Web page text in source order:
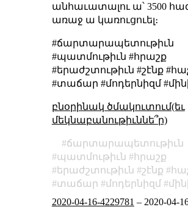
անհաւատալու ա՝ 3500
առաջ ա կառուցուել։
#ճարտարապետութիւն
#պատմութիւն #հրաշք
#երաժշտութիւն #շէնք
#տաճար #մոդերնիզմ
բնօրինակ ծմակուտում(եւ
մեկնաբանութիւննե՞ր)
ճարտարապետութիւն
պատմութիւն
հրաշք
երաժշտութիւն
շէնք
տաճար
մոդերնիզմ
2020-04-16-4229781 – 2020-04-